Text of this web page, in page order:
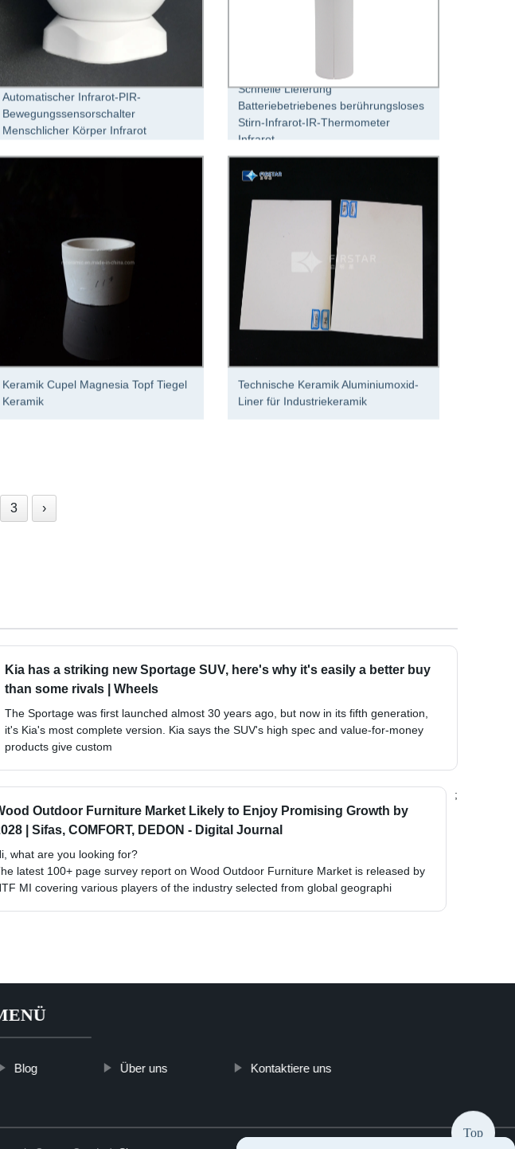
Automatischer Infrarot-PIR-
Bewegungssensorschalter
Menschlicher Körper Infrarot
Schnelle Lieferung
Batteriebetriebenes berührungsloses
Stirn-Infrarot-IR-Thermometer
Infrarot
Keramik Cupel Magnesia Topf Tiegel
Keramik
Technische Keramik Aluminiumoxid-
Liner für Industriekeramik
3 ›
Kia has a striking new Sportage SUV, here's why it's easily a better buy
than some rivals | Wheels
The Sportage was first launched almost 30 years ago, but now in its fifth generation,
it's Kia's most complete version. Kia says the SUV's high spec and value-for-money
products give custom
Outdoor Furniture Market Likely to Enjoy Promising Growth by
| Sifas, COMFORT, DEDON - Digital Journal
what are you looking for?
latest 100+ page survey report on Wood Outdoor Furniture Market is released by
MI covering various players of the industry selected from global geographi
;
Blog Über uns Kontaktiere uns
Top